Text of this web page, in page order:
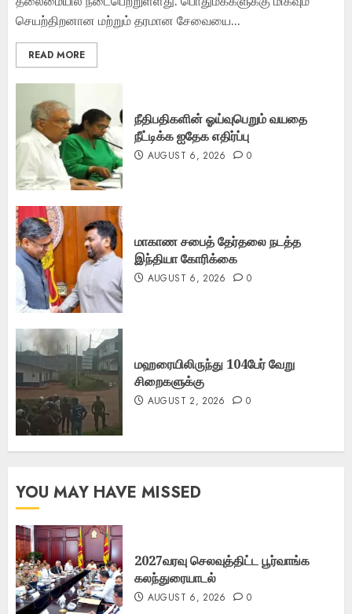
செயற்திறனான மற்றும் தரமான சேவையை...
READ MORE
நீதிபதிகளின் ஓய்வுபெறும் வயதை
நீட்டிக்க ஐதேக எதிர்ப்பு
AUGUST 6, 2026 0
மாகாண சபைத் தேர்தலை நடத்த
இந்தியா கோரிக்கை
AUGUST 6, 2026 0
மஹரையிலிருந்து 104பேர் வேறு
சிறைகளுக்கு
AUGUST 2, 2026 0
YOU MAY HAVE MISSED
2027வரவு செலவுத்திட்ட பூர்வாங்க
கலந்துரையாடல்
AUGUST 6, 2026 0